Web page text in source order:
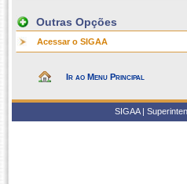
Outras Opções
Acessar o SIGAA
Ir ao Menu Principal
SIGAA |